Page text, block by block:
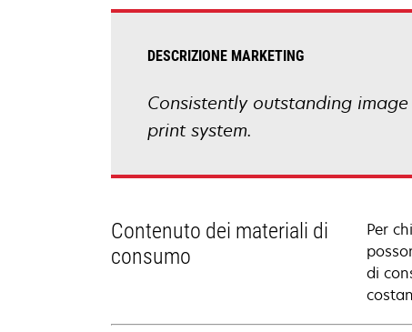
DESCRIZIONE MARKETING
Consistently outstanding
print system.
Contenuto dei materiali di
consumo
Per
di